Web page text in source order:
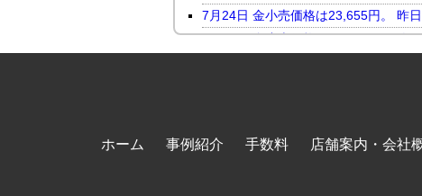
7月24日 金小売価格は23,655円。 昨
7月23日 金小売価格は24,046円。 昨
7月21日 金小売価格は23,247円。 昨
7月17日 金小売価格は23,118円。 昨
7月15日 金小売価格は23,464円。 昨
7月14日 金小売価格は23,098円。 昨
ホーム 事例紹介 手数料 店舗案内・会社